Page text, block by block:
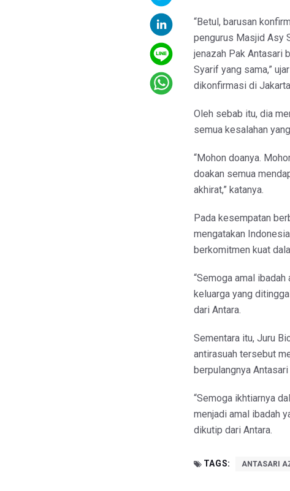
“Betul, barusan
pengurus Masjid Asy
jenazah Pak Antasari
Syarif yang sama,”
dikonfirmasi di
Oleh sebab itu, dia
semua kesalahan
“Mohon doanya.
doakan semua
akhirat,” katanya.
Pada kesempatan
mengatakan
berkomitmen kuat
“Semoga amal
keluarga yang
dari Antara.
Sementara itu, Juru
antirasuah tersebut
berpulangnya Antasari
“Semoga ikhtiarnya
menjadi amal ibadah
dikutip dari Antara.
TAGS: ANTASARI